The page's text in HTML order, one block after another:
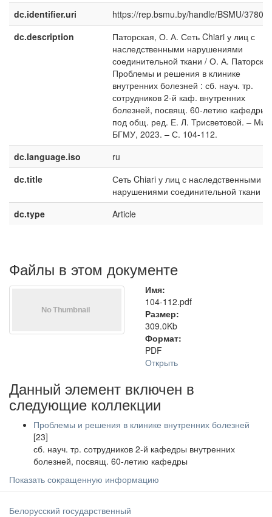
dc.identifier.uri
https://rep.bsmu.by/handle/BSMU/37801
dc.description
Паторская, О. А. Сеть Chiari у лиц с
наследственными нарушениями
соединительной ткани / О. А.
Проблемы и решения в клинике
внутренних болезней : сб. науч. тр.
сотрудников 2-й каф. внутренних
болезней, посвящ. 60-летию кафедры /
под общ. ред. Е. Л. Трисветовой. –
БГМУ, 2023. – С. 104-112.
dc.language.iso
ru
dc.title
Сеть Chiari у лиц с наследственными
нарушениями соединительной ткани
dc.type
Article
Файлы в этом документе
Имя:
104-112.pdf
Размер:
309.0Kb
Формат:
PDF
Открыть
Данный элемент включен в
следующие коллекции
Проблемы и решения в клинике внутренних болезней
[23]
сб. науч. тр. сотрудников 2-й кафедры внутренних
болезней, посвящ. 60-летию кафедры
Показать сокращенную информацию
Белорусский государственный